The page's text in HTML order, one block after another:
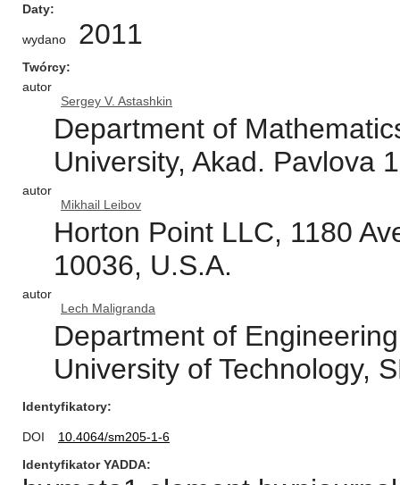
Daty
wydano 2011
Twórcy
autor
Sergey V. Astashkin
Department of
University, Akad. Pavlova
autor
Mikhail Leibov
Horton Point LLC, 1180
10036, U.S.A.
autor
Lech Maligranda
Department of
University of Technology,
Identyfikatory
DOI
10.4064/sm205-1-6
Identyfikator YADDA